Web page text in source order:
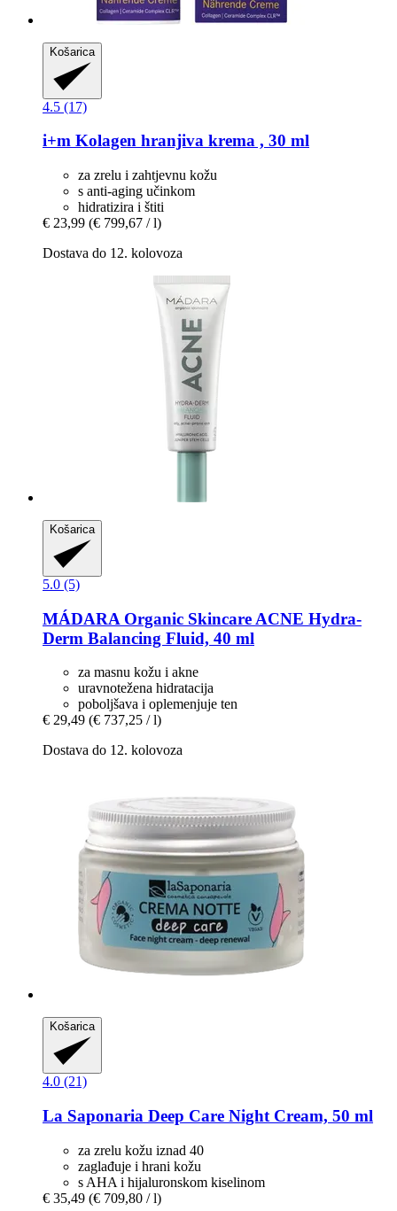
Košarica
4.5 (17)
i+m Kolagen hranjiva krema , 30 ml
za zrelu i zahtjevnu kožu
s anti-aging učinkom
hidratizira i štiti
€ 23,99 (€ 799,67 / l)
Dostava do 12. kolovoza
Košarica
5.0 (5)
MÁDARA Organic Skincare ACNE Hydra-​
Derm Balancing Fluid, 40 ml
za masnu kožu i akne
uravnotežena hidratacija
poboljšava i oplemenjuje ten
€ 29,49 (€ 737,25 / l)
Dostava do 12. kolovoza
Košarica
4.0 (21)
La Saponaria Deep Care Night Cream, 50 ml
za zrelu kožu iznad 40
zaglađuje i hrani kožu
s AHA i hijaluronskom kiselinom
€ 35,49 (€ 709,80 / l)